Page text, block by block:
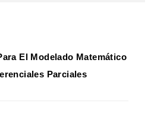
El Modelado Matemático
Parciales